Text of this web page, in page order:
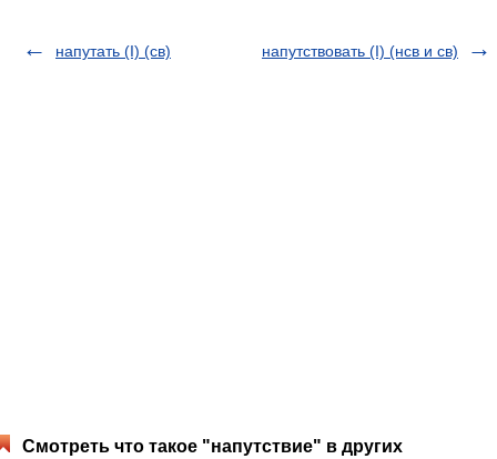
напутать (I) (св) напутствовать (I) (нсв и св)
Смотреть что такое "напутствие" в других